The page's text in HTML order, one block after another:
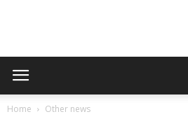
Home Other news